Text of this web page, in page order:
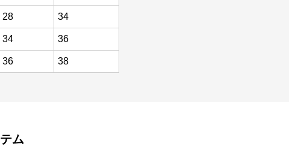
28 34
34 36
36 38
ム